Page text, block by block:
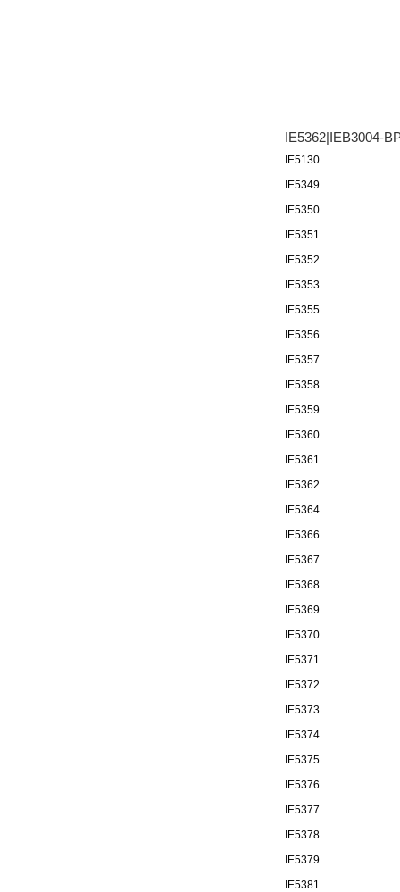
IE5362|IEB3004-
IE5130
IE5349
IE5350
IE5351
IE5352
IE5353
IE5355
IE5356
IE5357
IE5358
IE5359
IE5360
IE5361
IE5362
IE5364
IE5366
IE5367
IE5368
IE5369
IE5370
IE5371
IE5372
IE5373
IE5374
IE5375
IE5376
IE5377
IE5378
IE5379
IE5381